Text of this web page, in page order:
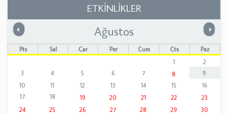
ETKİNLİKLER
« Önceki »
Ağustos
Pts Sal Çar Per Cum Cts
Paz
1
2
3
4 5 6 7 8
9
10
11 12 13 14 15
16
17
18 19 20 21 22
23
24
25 26 27 28 29
30